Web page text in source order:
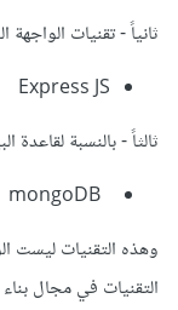
ثانياً - تقنيات الواجهة
Express JS
ثالثاً - بالنسبة
وهذه التقنيات ليست
التقنيات في مجال بناء